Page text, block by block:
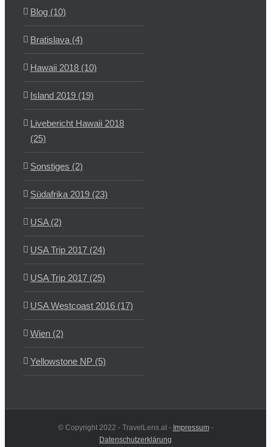
Blog (10)
Bratislava (4)
Hawaii 2018 (10)
Island 2019 (19)
Livebericht Hawaii 2018
(25)
Sonstiges (2)
Südafrika 2019 (23)
USA (2)
USA Trip 2017 (24)
USA Trip 2017 (25)
USA Westcoast 2016 (17)
Wien (2)
Yellowstone NP (5)
© Copyright 2022 - TravelLens.at - Impressum-
Datenschutzerklärung